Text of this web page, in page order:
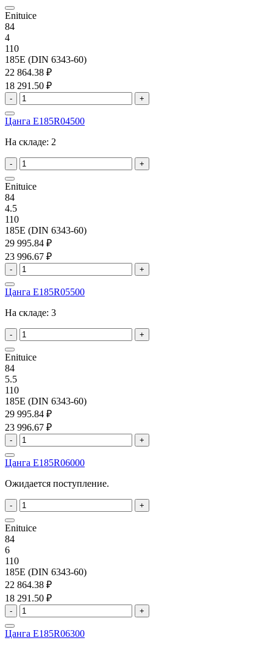
Enituice
84
4
110
185E (DIN 6343-60)
22 864.38 ₽
18 291.50 ₽
- +
Цанга E185R04500
На складе: 2
- +
Enituice
84
4.5
110
185E (DIN 6343-60)
29 995.84 ₽
23 996.67 ₽
- +
Цанга E185R05500
На складе: 3
- +
Enituice
84
5.5
110
185E (DIN 6343-60)
29 995.84 ₽
23 996.67 ₽
- +
Цанга E185R06000
Ожидается поступление.
- +
Enituice
84
6
110
185E (DIN 6343-60)
22 864.38 ₽
18 291.50 ₽
- +
Цанга E185R06300